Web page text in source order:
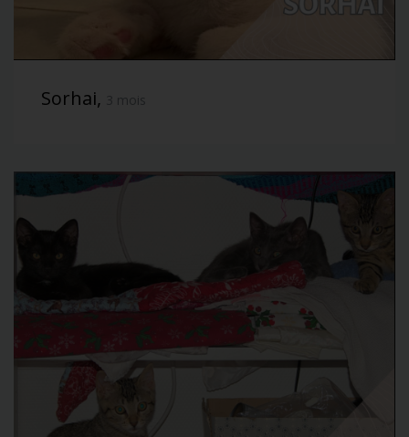
Sorhai, 3 mois